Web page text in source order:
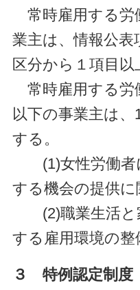
常時雇用する労
業主は、情報公
区分から１項目以
常時雇用する労
以下の事業主は
する。
(1)女性労働者
する機会の提供
(2)職業生活と
する雇用環境の
３ 特例認定制度